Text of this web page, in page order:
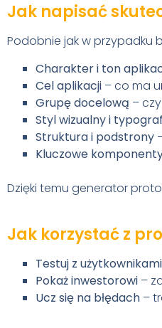
Jak napisać
Podobnie jak w przypadku
Charakter i ton
Cel aplikacji – co ma
Grupę docelową –
Styl wizualny i
Struktura i podstrony
Kluczowe
Dzięki temu generator
Jak korzystać z
Testuj z użytkownikami
Pokaż inwestorowi –
Ucz się na błędach –